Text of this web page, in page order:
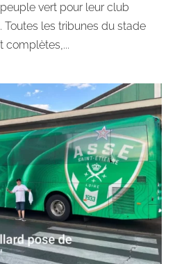
vert pour leur club
Toutes les tribunes du stade
complètes,...